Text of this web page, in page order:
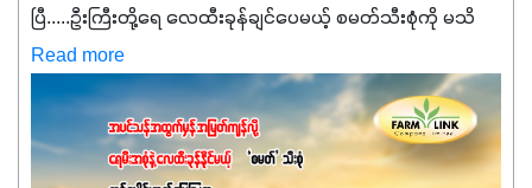
ပြီ.....ဦးကြီးတို့ရေ ‌လေထီးခုန်ချင်ပေမယ့် စမတ်သီးစုံကို မသိ
သေးရင်တော့ ဒီစာလေးကို ဆက်ဖတ်‌ပေးပါ #စမတ်သီးစုံဆိုတာ
အပင်တိုင်းအတွက် အဓိကအာဟာရNPK (19:7:8)နဲ့ #ဟူးမစ်
အက်စစ်တို့ အချိုးကျ ပေါင်းစပ်ထားတဲ့ ကွန်ပေါင်း
ဓာတ်မြေဩဇာဖြစ်ပါတယ်။ အဓိကအကျိုးကျေးဇူးတွေအနေနဲ့
Read more